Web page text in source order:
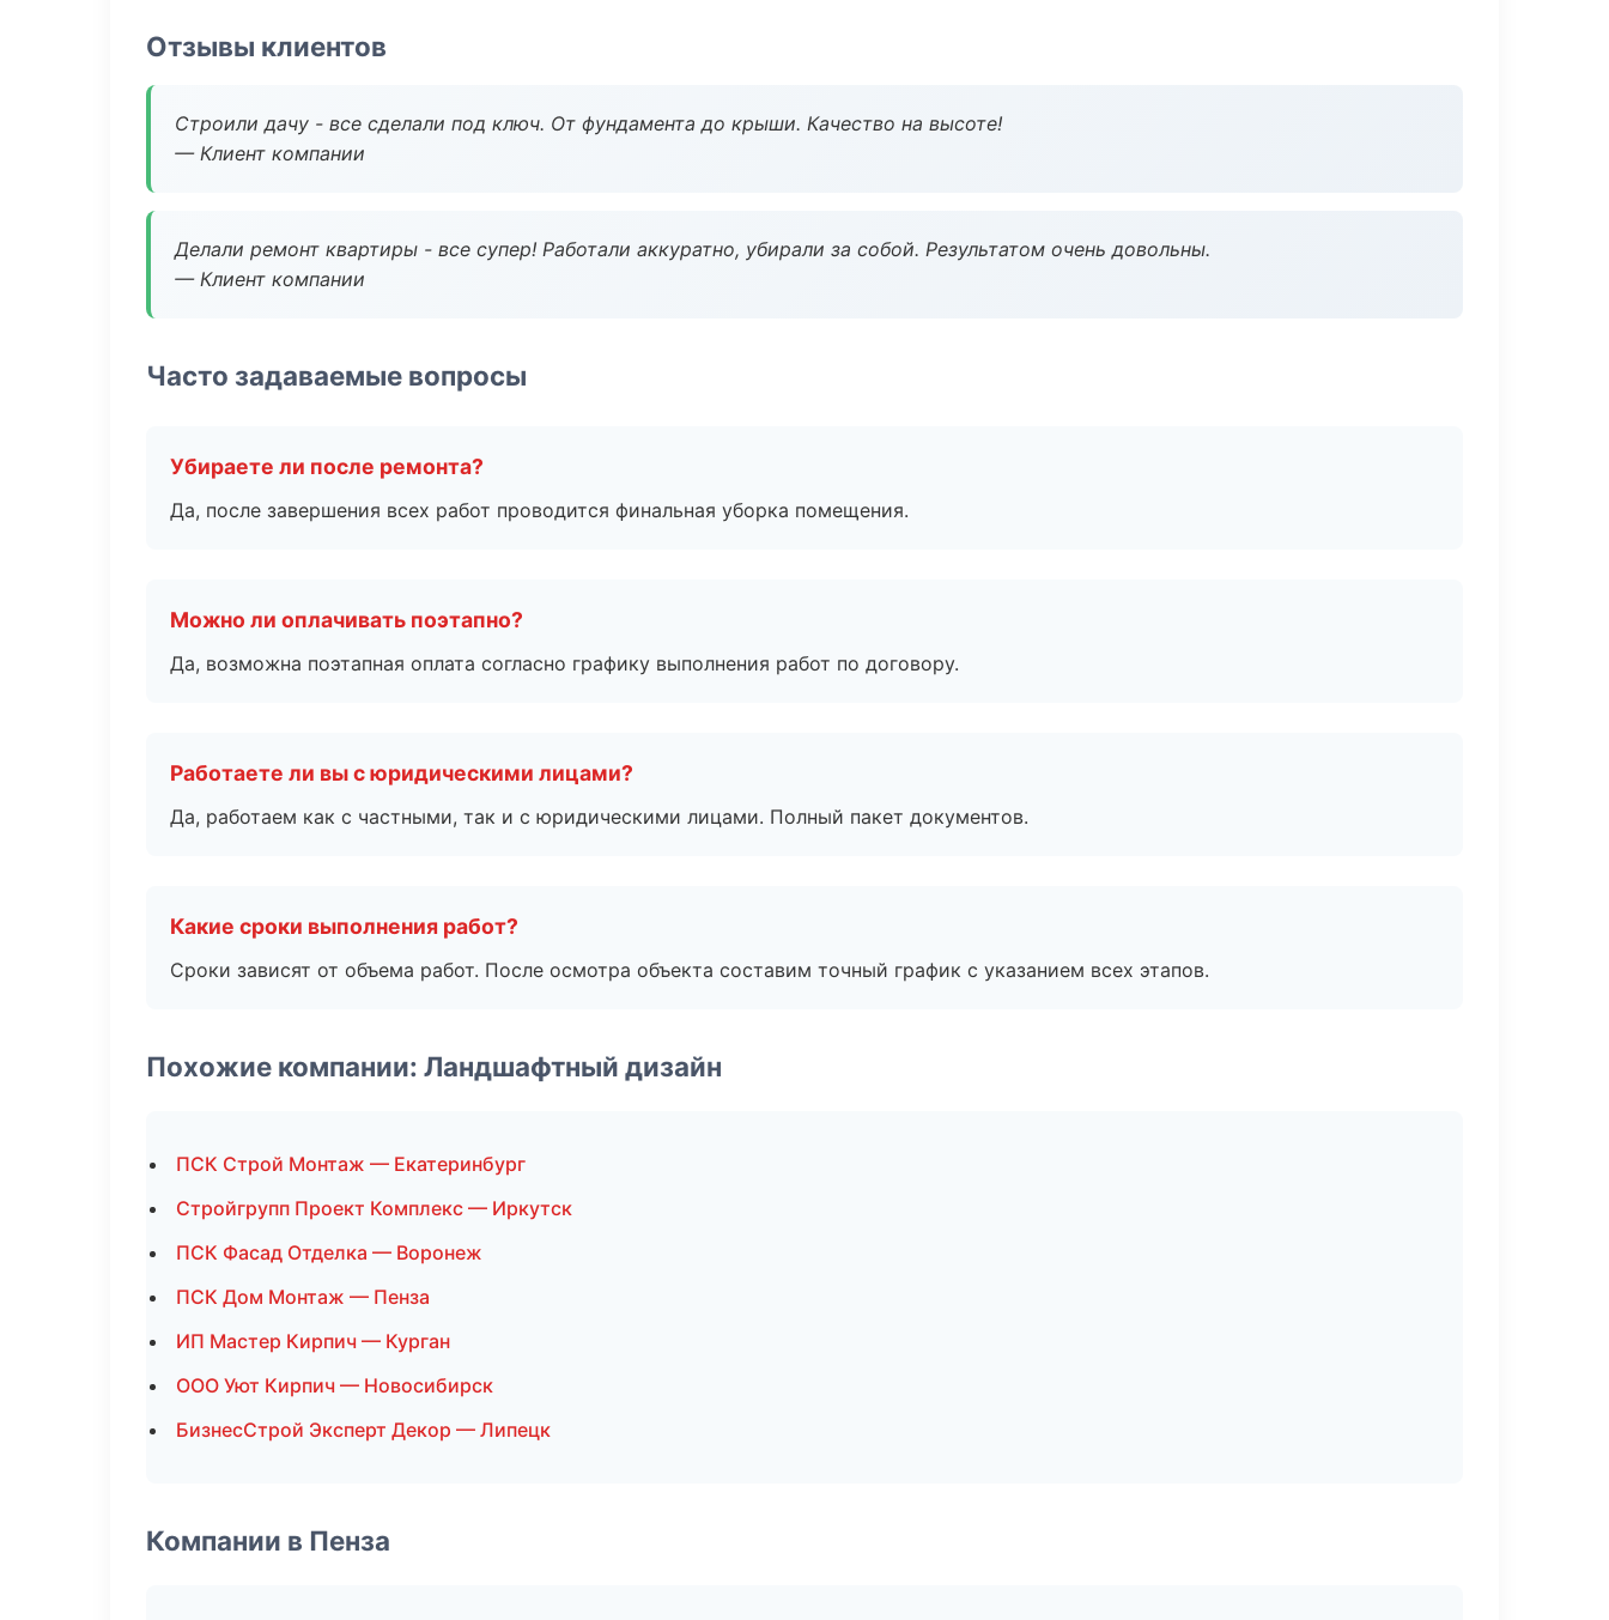
Отзывы клиентов
Строили дачу - все сделали под ключ. От фундамента до крыши. Качество на высоте!
— Клиент компании
Делали ремонт квартиры - все супер! Работали аккуратно, убирали за собой. Результатом очень довольны.
— Клиент компании
Часто задаваемые вопросы
Убираете ли после ремонта?
Да, после завершения всех работ проводится финальная уборка помещения.
Можно ли оплачивать поэтапно?
Да, возможна поэтапная оплата согласно графику выполнения работ по договору.
Работаете ли вы с юридическими лицами?
Да, работаем как с частными, так и с юридическими лицами. Полный пакет документов.
Какие сроки выполнения работ?
Сроки зависят от объема работ. После осмотра объекта составим точный график с указанием всех этапов.
Похожие компании: Ландшафтный дизайн
ПСК Строй Монтаж — Екатеринбург
Стройгрупп Проект Комплекс — Иркутск
ПСК Фасад Отделка — Воронеж
ПСК Дом Монтаж — Пенза
ИП Мастер Кирпич — Курган
ООО Уют Кирпич — Новосибирск
БизнесСтрой Эксперт Декор — Липецк
Компании в Пенза